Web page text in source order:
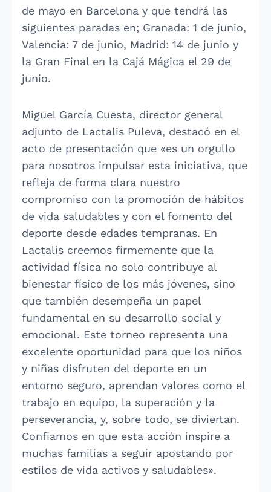
de mayo en Barcelona y que tendrá las
siguientes paradas en; Granada: 1 de junio,
Valencia: 7 de junio, Madrid: 14 de junio y
la Gran Final en la Cajá Mágica el 29 de
junio.
Miguel García Cuesta, director general
adjunto de Lactalis Puleva, destacó en el
acto de presentación que «es un orgullo
para nosotros impulsar esta iniciativa, que
refleja de forma clara nuestro
compromiso con la promoción de hábitos
de vida saludables y con el fomento del
deporte desde edades tempranas. En
Lactalis creemos firmemente que la
actividad física no solo contribuye al
bienestar físico de los más jóvenes, sino
que también desempeña un papel
fundamental en su desarrollo social y
emocional. Este torneo representa una
excelente oportunidad para que los niños
y niñas disfruten del deporte en un
entorno seguro, aprendan valores como el
trabajo en equipo, la superación y la
perseverancia, y, sobre todo, se diviertan.
Confiamos en que esta acción inspire a
muchas familias a seguir apostando por
estilos de vida activos y saludables».